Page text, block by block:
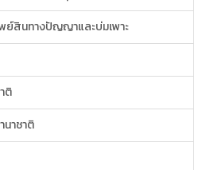
ย์สินทางปัญญาและบ่มเพาะ
ติ
นาชาติ